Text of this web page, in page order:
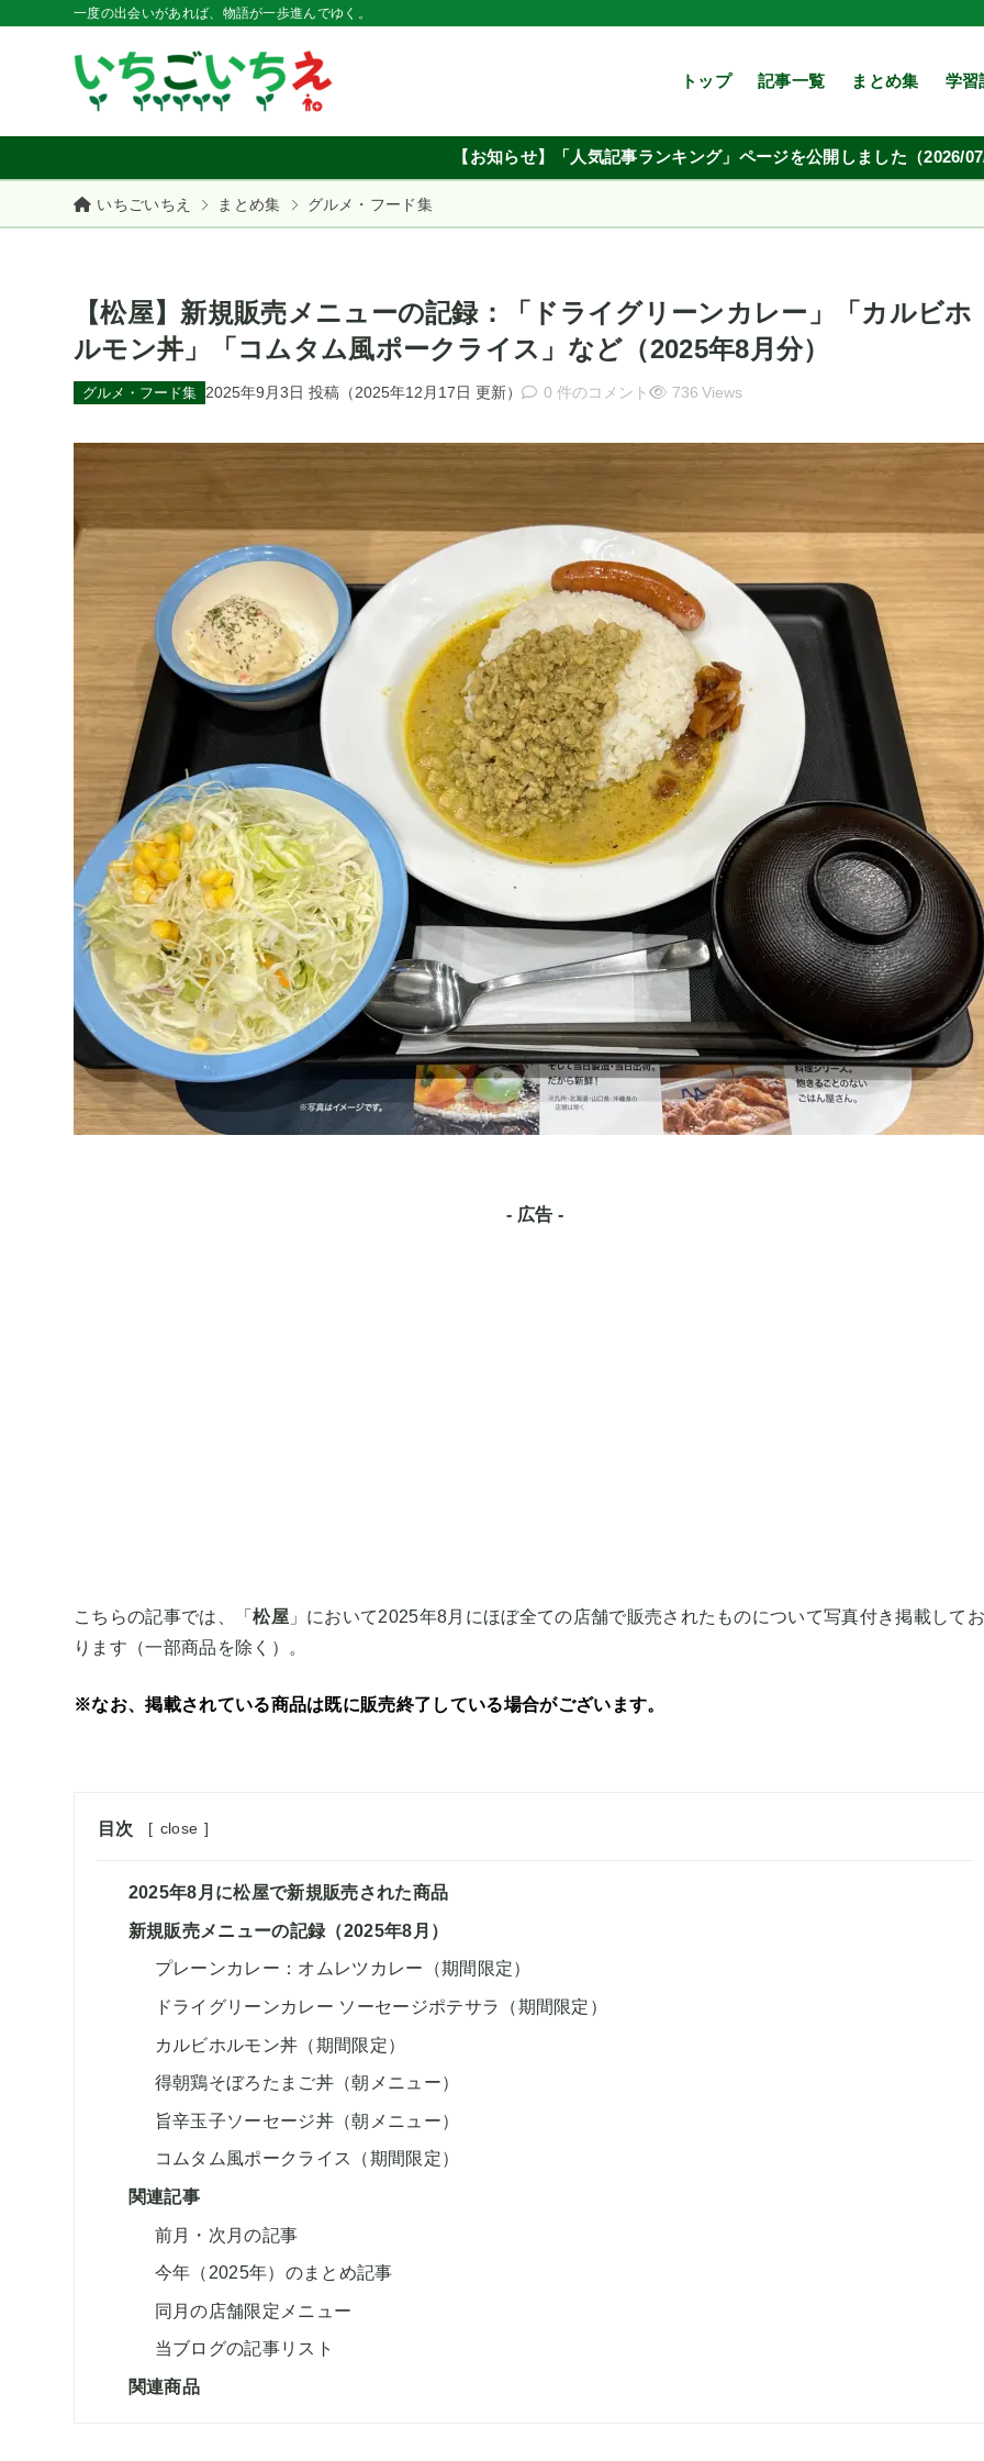
一度の出会いがあれば、物語が一歩進んでゆく。
トップ 記事一覧 まとめ集 学習
【お知らせ】「人気記事ランキング」ページを公開しました（2026/
いちごいちえ まとめ集 グルメ・フード集
【松屋】新規販売メニューの記録：「ドライグリーンカレー」「カルビホ
ルモン丼」「コムタム風ポークライス」など（2025年8月分）
2025年9月3日 投稿 （2025年12月17日 更新）
グルメ・フード集 0 件のコメント 736 Views
- 広告 -
こちらの記事では、「松屋」において2025年8月にほぼ全ての店舗で販売されたものについて写真付き掲載してお
ります（一部商品を除く）。
※なお、掲載されている商品は既に販売終了している場合がございます。
目次 [ close ]
2025年8月に松屋で新規販売された商品
新規販売メニューの記録（2025年8月）
プレーンカレー：オムレツカレー（期間限定）
ドライグリーンカレー ソーセージポテサラ（期間限定）
カルビホルモン丼（期間限定）
得朝鶏そぼろたまご丼（朝メニュー）
旨辛玉子ソーセージ丼（朝メニュー）
コムタム風ポークライス（期間限定）
関連記事
前月・次月の記事
今年（2025年）のまとめ記事
同月の店舗限定メニュー
当ブログの記事リスト
関連商品